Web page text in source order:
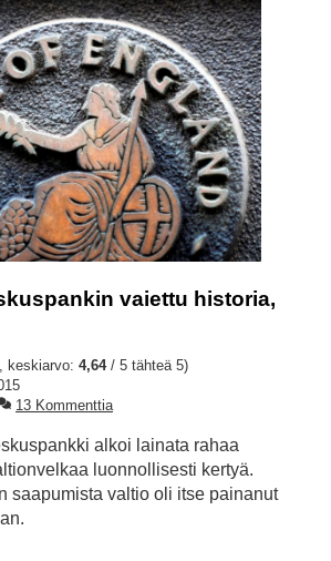
vaiettu historia,
keskiarvo: 4,64/ 5 tähteä 5)
13 Kommenttia
alkoi lainata rahaa
luonnollisesti kertyä.
saapumista valtio oli itse painanut